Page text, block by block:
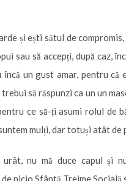
și ești sătul de
sau să accepți, după caz,
un gust amar, pentru că
să răspunzi ca un un
ce să-ți asumi rolul de
mulți, dar totuși atât de
nu mă duce capul și
nicio Sfântă Treime Socială